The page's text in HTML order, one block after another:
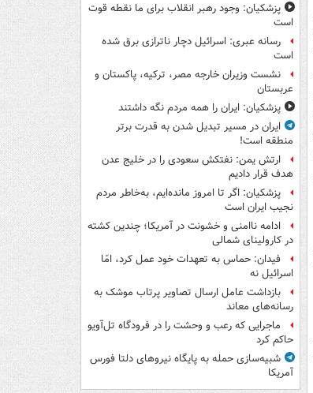
پزشکیان: وجود رهبر انقلاب برای ما نقطه قوت
است
رسانه عبری: اسرائیل دچار ناترازی برق شده
است
نشست وزیران خارجه مصر، ترکیه، پاکستان و
عربستان
پزشکیان: ایران را همه مردم نگه داشتند
ایران در مسیر تبدیل شدن به قدرت برتر
منطقه است!
ارتش یمن: نفتکش سعودی را در خلیج عدن
هدف قرار دادیم
پزشکیان: اگر تا امروز مانده‌ایم، به‌خاطر مردم
نجیب ایران است
ادامه ناامنی و خشونت در آمریکا؛ چندین کشته
در کارولینای شمالی
فیدان: حماس به تعهدات خود عمل کرد، امّا
اسرائیل نه
بازداشت عامل ارسال تصاویر پرتاب موشک به
رسانه‌های معاند
ماجرایی که رعب و وحشت را در فرودگاه تل‌آویو
حاکم کرد
شبیه‌سازی حمله به پایگاه نیروهای دلتا فورس
آمریکا